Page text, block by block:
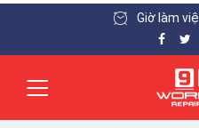
Giờ làm